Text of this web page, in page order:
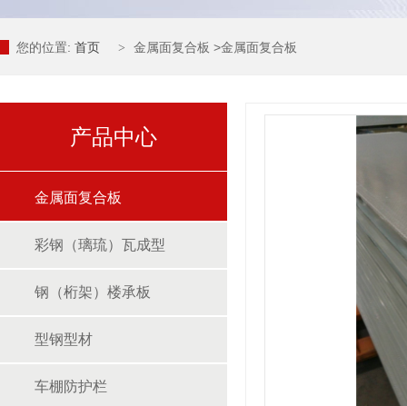
您的位置: 首页 > 金属面复合板 >金属面复合板
产品中心
金属面复合板
彩钢（璃琉）瓦成型
钢（桁架）楼承板
型钢型材
车棚防护栏